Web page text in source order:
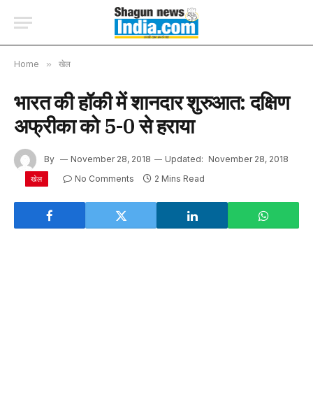
Home » खेल
भारत की हॉकी में शानदार शुरुआत: दक्षिण
अफ्रीका को 5-0 से हराया
By November 28, 2018 Updated: November 28, 2018
खेल No Comments 2 Mins Read